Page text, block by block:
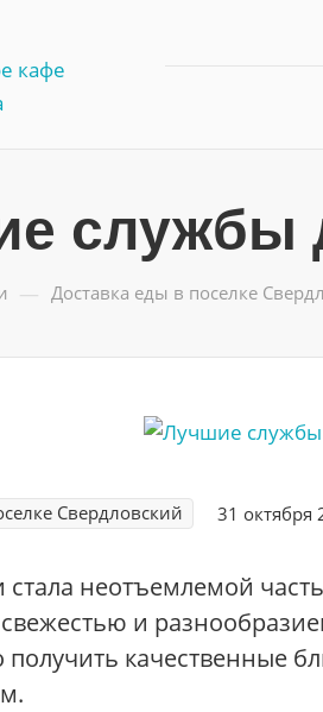
службы
— Доставка еды в поселке
Свердловский 31 октября
стала неотъемлемой
и
получить качественные